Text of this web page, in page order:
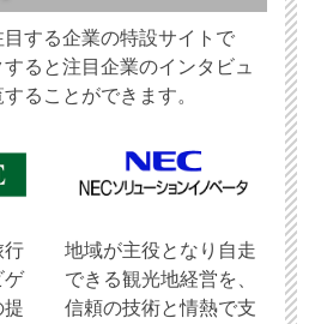
目する企業の特設サイトで
ると注目企業のインタビュ
ることができます。
行
ゲ
提
地域が主役となり自走
できる観光地経営を、
信頼の技術と情熱で支